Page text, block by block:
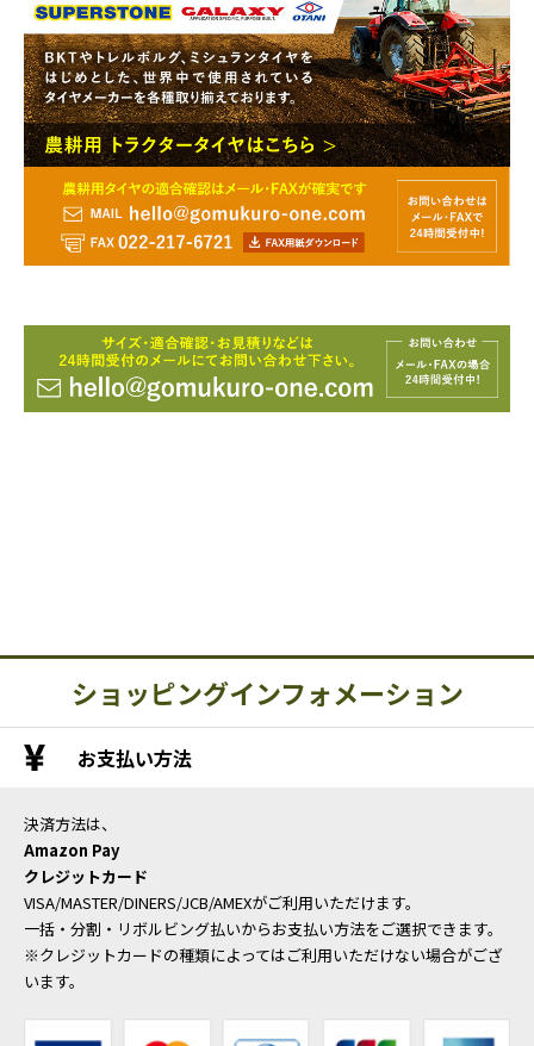
ショッピングインフォメーション
お支払い方法
決済方法は、
Amazon Pay
クレジットカード
VISA/MASTER/DINERS/JCB/AMEXがご利用いただけます。
一括・分割・リボルビング払いからお支払い方法をご選択できます。
※クレジットカードの種類によってはご利用いただけない場合がござ
います。